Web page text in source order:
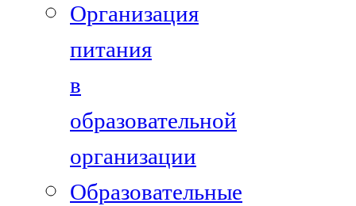
Организация
питания
в
образовательной
организации
Образовательные